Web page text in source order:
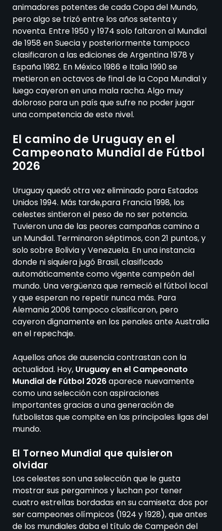
animadores potentes de cada Copa del Mundo,
pero algo se trizó entre los años setenta y
noventa. Entre 1950 y 1974 solo faltaron al Mundial
de 1958 en Suecia y posteriormente tampoco
clasificaron a las ediciones de Argentina 1978 y
España 1982. En México 1986 e Italia 1990 se
metieron en octavos de final de la Copa Mundial y
luego cayeron en una mala racha. Algo muy
doloroso para un país que sufre no poder jugar
una competencia de este nivel.
El camino de Uruguay en el
Campeonato Mundial de Fútbol
2026
Uruguay quedó otra vez eliminado para Estados
Unidos 1994. Más tarde,para Francia 1998, los
celestes sintieron el peso de no ser potencia.
Tuvieron una de las peores campañas camino a
un Mundial. Terminaron séptimos, con 21 puntos, y
solo sobre Bolivia y Venezuela. En una instancia
donde ni siquiera jugó Brasil, clasificado
automáticamente como vigente campeón del
mundo. Una vergüenza que remeció el fútbol local
y que esperan no repetir nunca más. Para
Alemania 2006 tampoco clasificaron, pero
cayeron dignamente en los penales ante Australia
en el repechaje.
Aquellos años de ausencia contrastan con la
actualidad. Hoy, Uruguay en el Campeonato
Mundial de Fútbol 2026aparece nuevamente
como una selección con aspiraciones
importantes gracias a una generación de
futbolistas que compite en las principales ligas del
mundo.
El Torneo Mundial que quisieron
olvidar
Los celestes son una selección que le gusta
mostrar sus pergaminos y luchan por tener
cuatro estrellas bordadas en su camiseta: dos por
ser campeones olímpicos (1924 y 1928), que antes
de los mundiales daba el título de Campeón del